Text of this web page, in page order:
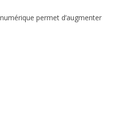
permet d’augmenter